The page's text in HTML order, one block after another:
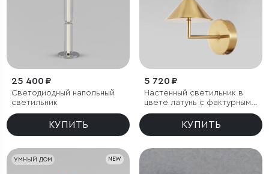
25 400 ₽
Светодиодный напольный
светильник
КУПИТЬ
5 720 ₽
Настенный светильник в
цвете латунь с фактурным
плафоном
КУПИТЬ
УМНЫЙ ДОМ NEW